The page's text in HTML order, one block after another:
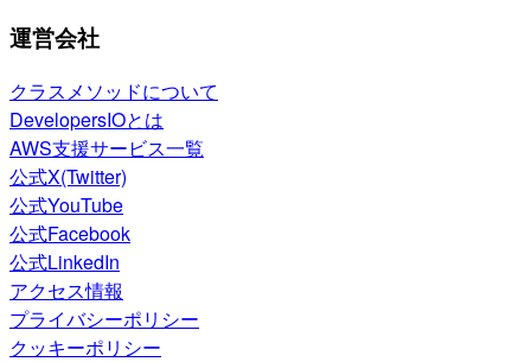
運営会社
クラスメソッドについて
DevelopersIOとは
AWS支援サービス一覧
公式X(Twitter)
公式YouTube
公式Facebook
公式LinkedIn
アクセス情報
プライバシーポリシー
クッキーポリシー